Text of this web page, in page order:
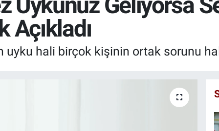
Açıkladı
uyku hali birçok kişinin ortak sorunu